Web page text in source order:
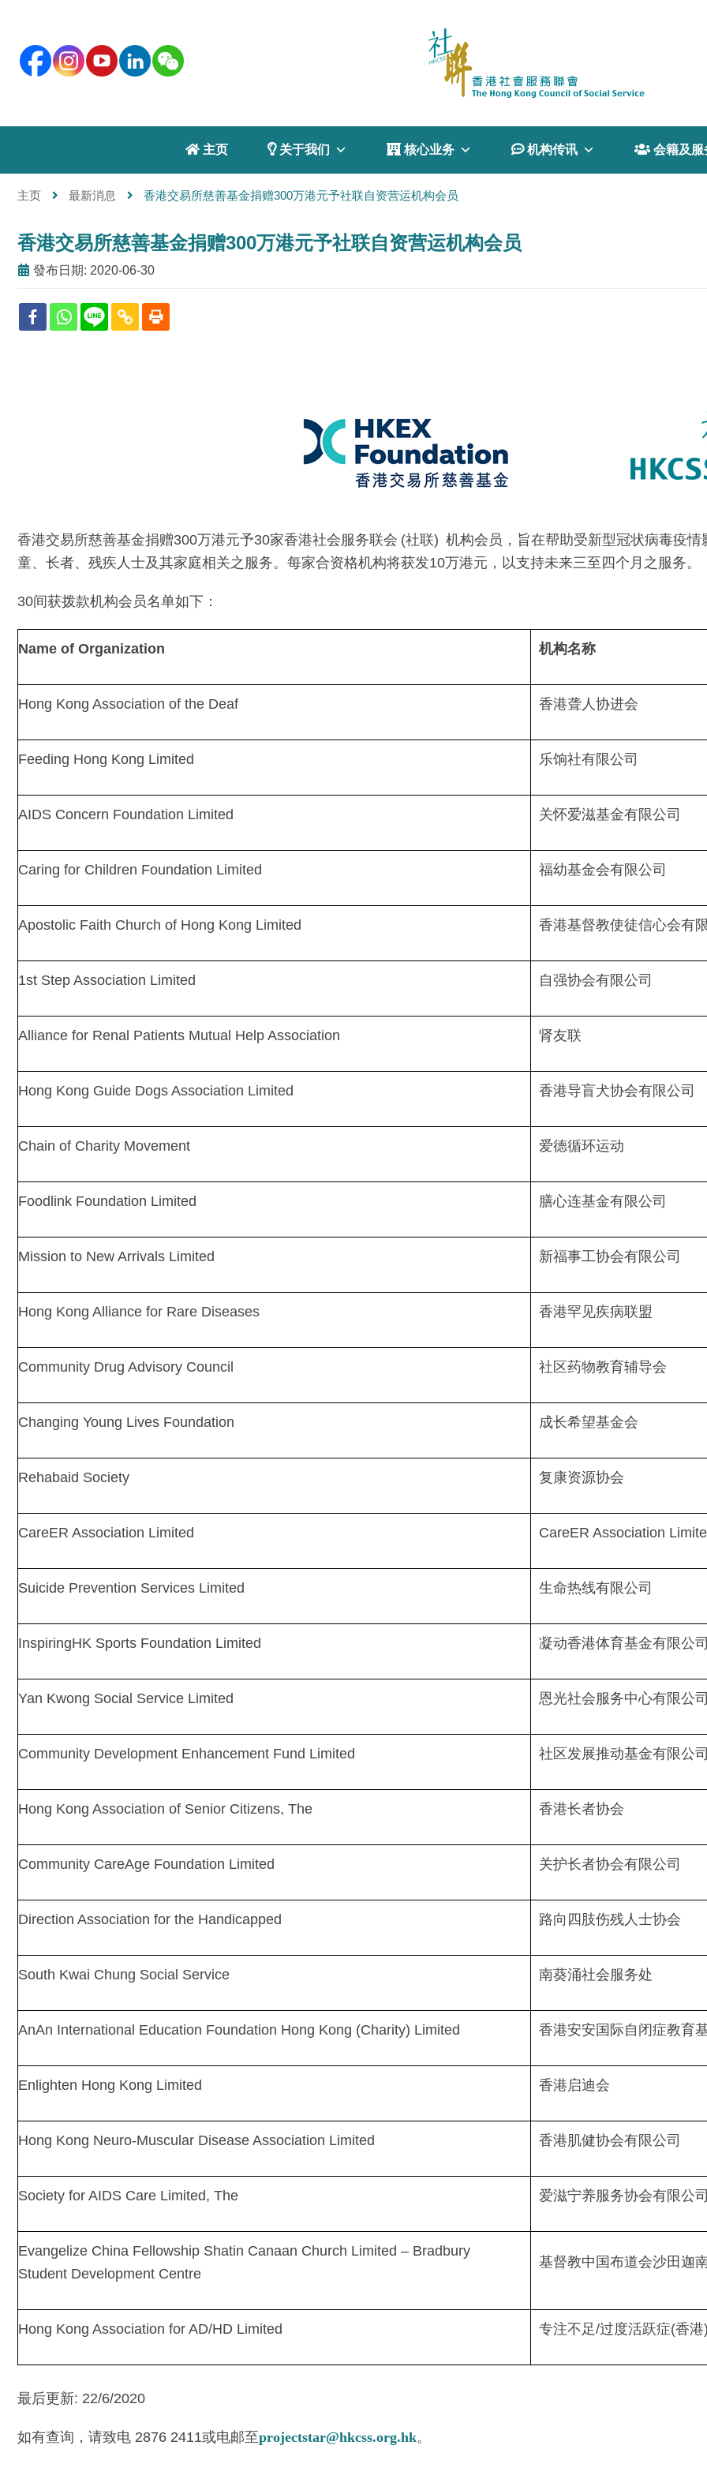
 主页  关于我们  核心业务  机构传讯  会籍及服
主页 最新消息 香港交易所慈善基金捐赠300万港元予社联自资营运机构会员
香港交易所慈善基金捐赠300万港元予社联自资营运机构会员
發布日期: 2020-06-30
香港交易所慈善基金捐赠300万港元予30家香港社会服务联会 (社联) 机构会员，旨在帮助受新型冠状病毒疫
童、长者、残疾人士及其家庭相关之服务。每家合资格机构将获发10万港元，以支持未来三至四个月之服务。
30间获拨款机构会员名单如下：
Name of Organization 机构名称
Hong Kong Association of the Deaf 香港聋人协进会
Feeding Hong Kong Limited 乐饷社有限公司
AIDS Concern Foundation Limited 关怀爱滋基金有限公司
Caring for Children Foundation Limited 福幼基金会有限公司
Apostolic Faith Church of Hong Kong Limited 香港基督教使徒信心会有
1st Step Association Limited 自强协会有限公司
Alliance for Renal Patients Mutual Help Association 肾友联
Hong Kong Guide Dogs Association Limited 香港导盲犬协会有限公司
Chain of Charity Movement 爱德循环运动
Foodlink Foundation Limited 膳心连基金有限公司
Mission to New Arrivals Limited 新福事工协会有限公司
Hong Kong Alliance for Rare Diseases 香港罕见疾病联盟
Community Drug Advisory Council 社区药物教育辅导会
Changing Young Lives Foundation 成长希望基金会
Rehabaid Society 复康资源协会
CareER Association Limited CareER Association
Suicide Prevention Services Limited 生命热线有限公司
InspiringHK Sports Foundation Limited 凝动香港体育基金有限公
Yan Kwong Social Service Limited 恩光社会服务中心有限公
Community Development Enhancement Fund Limited 社区发展推动基金有限公
Hong Kong Association of Senior Citizens, The 香港长者协会
Community CareAge Foundation Limited 关护长者协会有限公司
Direction Association for the Handicapped 路向四肢伤残人士协会
South Kwai Chung Social Service 南葵涌社会服务处
AnAn International Education Foundation Hong Kong (Charity) Limited 香港安安国际自闭症教育
Enlighten Hong Kong Limited 香港启迪会
Hong Kong Neuro-Muscular Disease Association Limited 香港肌健协会有限公司
Society for AIDS Care Limited, The 爱滋宁养服务协会有限公
Evangelize China Fellowship Shatin Canaan Church Limited – Bradbury
Student Development Centre
基督教中国布道会沙田迦
Hong Kong Association for AD/HD Limited 专注不足/过度活跃症(香
最后更新: 22/6/2020
如有查询，请致电 2876 2411或电邮至projectstar@hkcss.org.hk。